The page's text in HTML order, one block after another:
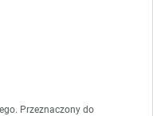
Przeznaczony do